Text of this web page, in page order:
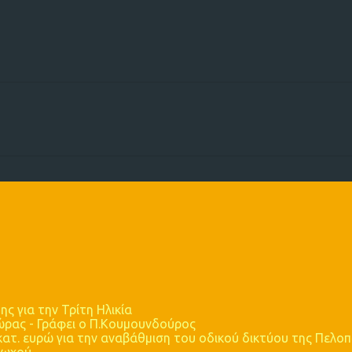
για την Τρίτη Ηλικία
- Γράφει ο Π.Κουμουνδούρος
ευρώ για την αναβάθμιση του οδικού δικτύου της